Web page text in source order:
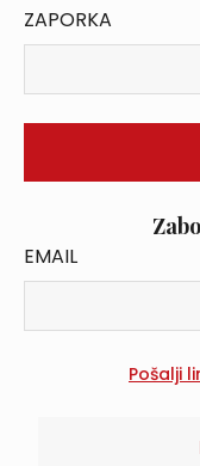
ZAPORKA
EMAIL